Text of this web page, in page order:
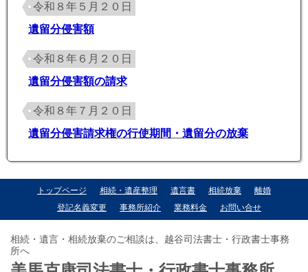
令和８年５月２０日
遺留分侵害額
令和８年６月２０日
遺留分侵害額の請求
令和８年７月２０日
遺留分侵害請求権の行使期間・遺留分の放棄
トップページ 相続・遺産整理 遺言書 相続放棄
離婚
登記名義変更
事務所紹介 業務料金 お問い合せ
相続・遺言・相続放棄のご相談は、越谷司法書士・行政書士事務
所へ